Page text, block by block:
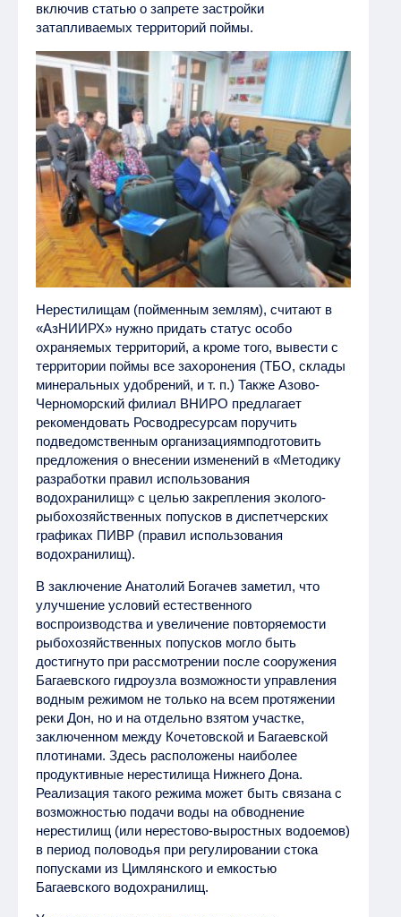
включив статью о запрете застройки
затапливаемых территорий поймы.
Нерестилищам (пойменным землям), считают в
«АзНИИРХ» нужно придать статус особо
охраняемых территорий, а кроме того, вывести с
территории поймы все захоронения (ТБО, склады
минеральных удобрений, и т. п.) Также Азово-
Черноморский филиал ВНИРО предлагает
рекомендовать Росводресурсам поручить
подведомственным организациямподготовить
предложения о внесении изменений в «Методику
разработки правил использования
водохранилищ» с целью закрепления эколого-
рыбохозяйственных попусков в диспетчерских
графиках ПИВР (правил использования
водохранилищ).
В заключение Анатолий Богачев заметил, что
улучшение условий естественного
воспроизводства и увеличение повторяемости
рыбохозяйственных попусков могло быть
достигнуто при рассмотрении после сооружения
Багаевского гидроузла возможности управления
водным режимом не только на всем протяжении
реки Дон, но и на отдельно взятом участке,
заключенном между Кочетовской и Багаевской
плотинами. Здесь расположены наиболее
продуктивные нерестилища Нижнего Дона.
Реализация такого режима может быть связана с
возможностью подачи воды на обводнение
нерестилищ (или нерестово-выростных водоемов)
в период половодья при регулировании стока
попусками из Цимлянского и емкостью
Багаевского водохранилищ.